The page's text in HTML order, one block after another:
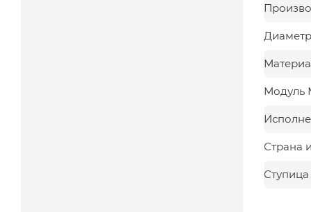
Модуль
Страна
Ступица